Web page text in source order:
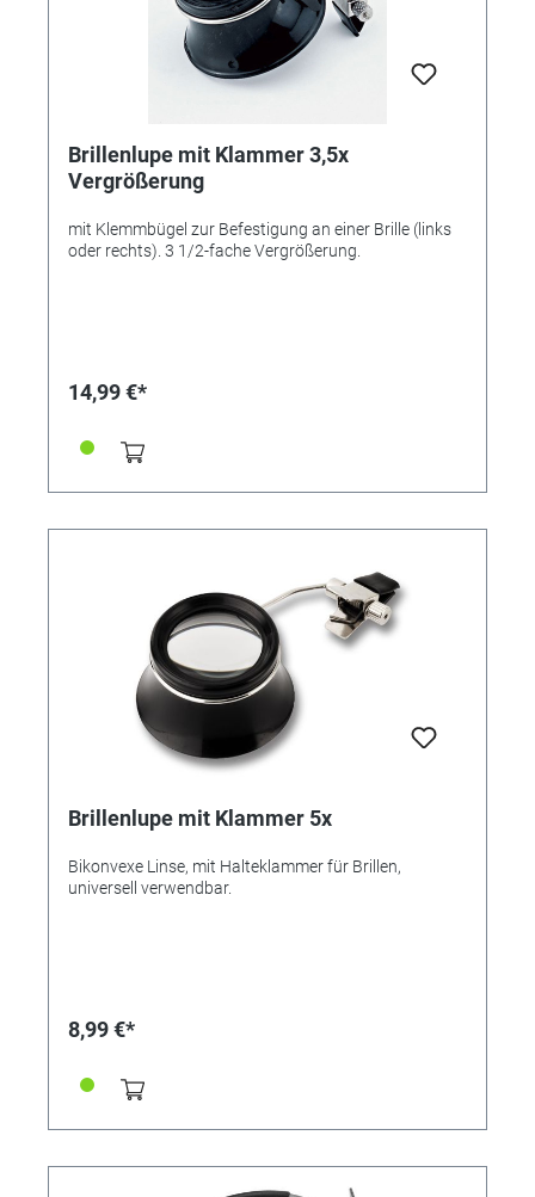
Brillenlupe mit Klammer 3,5x
Vergrößerung
mit Klemmbügel zur Befestigung an einer Brille (links
oder rechts). 3 1/2-fache Vergrößerung.
14,99 €*
Brillenlupe mit Klammer 5x
Bikonvexe Linse, mit Halteklammer für Brillen,
universell verwendbar.
8,99 €*